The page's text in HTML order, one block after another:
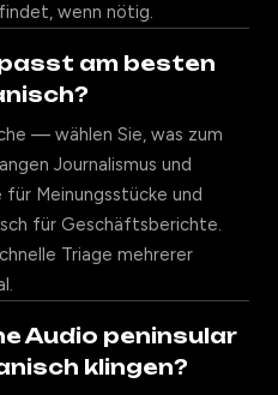
wenn nötig.
am besten
— wählen Sie, was zum
Journalismus und
Meinungsstücke und
für Geschäftsberichte.
Triage mehrerer
Audio peninsular
klingen?